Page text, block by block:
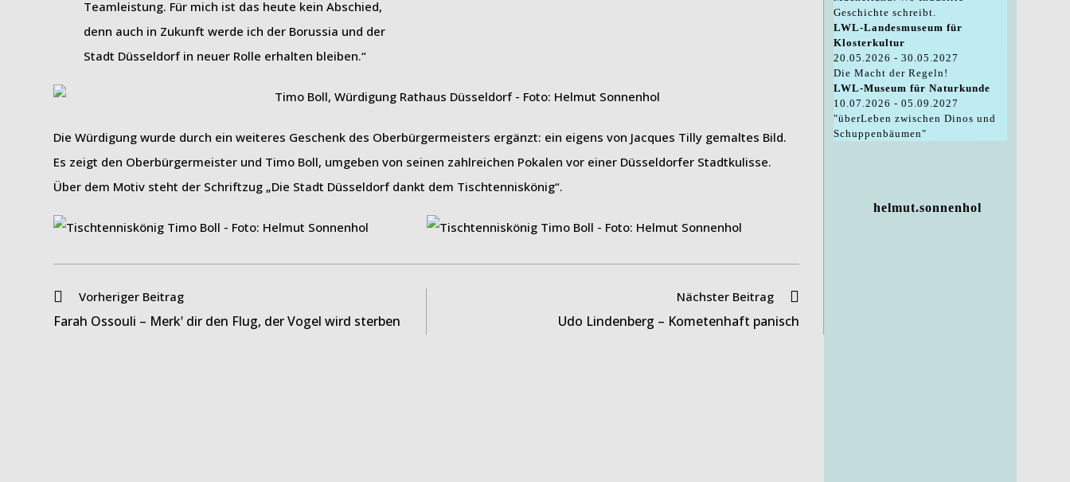
Teamleistung. Für mich ist das heute kein Abschied,
denn auch in Zukunft werde ich der Borussia und der
Stadt Düsseldorf in neuer Rolle erhalten bleiben.“
Die Würdigung wurde durch ein weiteres Geschenk des Oberbürgermeisters ergänzt: ein eigens von Jacques Tilly gemaltes Bild.
Es zeigt den Oberbürgermeister und Timo Boll, umgeben von seinen zahlreichen Pokalen vor einer Düsseldorfer Stadtkulisse.
Über dem Motiv steht der Schriftzug „Die Stadt Düsseldorf dankt dem Tischtenniskönig“.
Weitere
ansehen
Vorheriger Beitrag
Farah Ossouli – Merkꞌ dir den Flug, der Vogel wird sterben
Nächster Beitrag
Udo Lindenberg – Kometenhaft panisch
Geschichte schreibt.
LWL-Landesmuseum für
Klosterkultur
20.05.2026 - 30.05.2027
Die Macht der Regeln!
LWL-Museum für Naturkunde
10.07.2026 - 05.09.2027
"überLeben zwischen Dinos und
Schuppenbäumen"
helmut.sonnenhol